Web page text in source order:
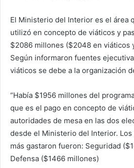
El Ministerio del Interior es el área
utilizó en concepto de viáticos y
$2086 millones ($2048 en viáticos
Según informaron fuentes
viáticos se debe a la organización
“Había $1956 millones del
que es el pago en concepto de
autoridades de mesa en las dos
desde el Ministerio del Interior.
más gastaron fueron: Seguridad
Defensa ($1466 millones)